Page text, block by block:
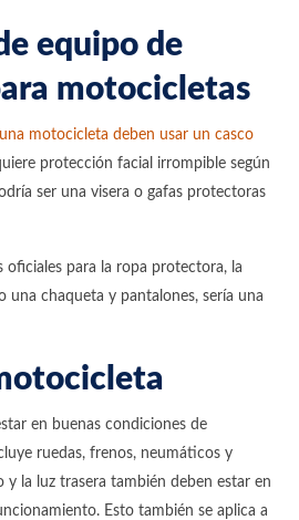
equipo de
motocicletas
motocicleta deben usar un casco
protección facial irrompible según
ser una visera o gafas protectoras
oficiales para la ropa protectora, la
una chaqueta y pantalones, sería una
en buenas condiciones de
ruedas, frenos, neumáticos y
y la luz trasera también deben estar en
Esto también se aplica a